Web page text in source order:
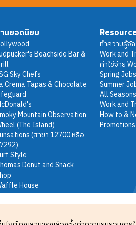
นยอดนิยม
Beachside Bar &
Sky Chefs
Crema Tapas & Chocolate
Mountain Observation
(The Island)
(สาขา 12700 หรือ
Style
Donut and Snack
House
ทำความรู้จั
Work and
ค่าใช้จ่าย
Spring Jobs
Summer
All Seasons
Work and
How to &
Promotions